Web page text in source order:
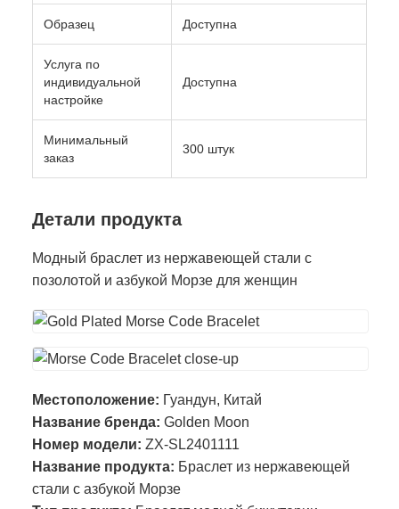
Образец Доступна
Услуга по
индивидуальной
настройке
Доступна
Минимальный
заказ
300 штук
Детали продукта
Модный браслет из нержавеющей стали с
позолотой и азбукой Морзе для женщин
Местоположение: Гуандун, Китай
Название бренда: Golden Moon
Номер модели: ZX-SL2401111
Название продукта: Браслет из нержавеющей
стали с азбукой Морзе